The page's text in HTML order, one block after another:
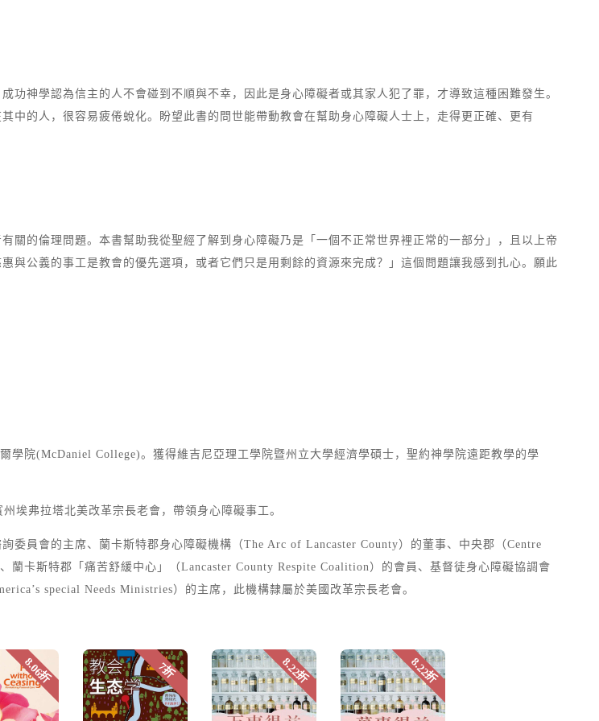
神學認為信主的人不會碰到不順與不幸，因此是身心障礙者或其家人犯了罪，才導致這種困難發生。
中的人，很容易疲倦蛻化。盼望此書的問世能帶動教會在幫助身心障礙人士上，走得更正確、更有
關的倫理問題。本書幫助我從聖經了解到身心障礙乃是「一個不正常世界裡正常的一部分」，且以上帝
與公義的事工是教會的優先選項，或者它們只是用剩餘的資源來完成？」這個問題讓我感到扎心。願此
學院(McDaniel College)。獲得維吉尼亞理工學院暨州立大學經濟學碩士，聖約神學院遠距教學的學
埃弗拉塔北美改革宗長老會，帶領身心障礙事工。
員會的主席、蘭卡斯特郡身心障礙機構（The Arc of Lancaster County）的董事、中央郡（Centre
卡斯特郡「痛苦舒緩中心」（Lancaster County Respite Coalition）的會員、基督徒身心障礙協調會
special Needs Ministries）的主席，此機構隸屬於美國改革宗長老會。